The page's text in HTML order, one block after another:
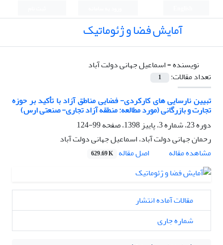
آمایش فضا و ژئوماتیک
نویسنده =اسماعیل جهانی دولت آباد
تعداد مقالات:
1
تبیین نارسایی های کارکردی- فضایی مناطق آزاد با تأکید بر حوزه
تجارت و بازرگانی (مورد مطالعه: منطقه آزاد تجاری- صنعتی ارس)
دوره 23، شماره 3، پاییز 1398، صفحه
99-124
رحمان جهانی دولت آباد، اسماعیل جهانی دولت آباد
مشاهده مقاله
اصل مقاله 629.69 K
مقالات آماده انتشار
شماره جاری